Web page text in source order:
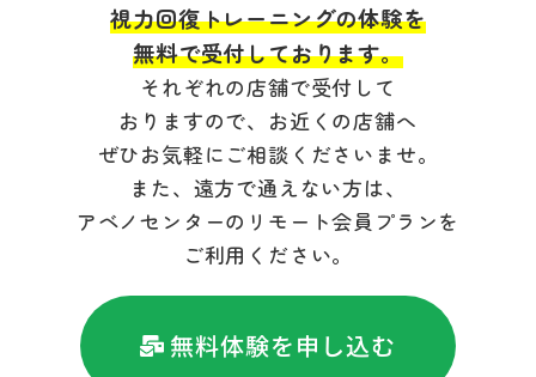
視力回復トレーニングの体験を
無料で受付しております。
それぞれの店舗で受付して
おりますので、お近くの店舗へ
ぜひお気軽にご相談くださいませ。
また、遠方で通えない方は、
アベノセンターのリモート会員プランを
ご利用ください。
無料体験を申し込む